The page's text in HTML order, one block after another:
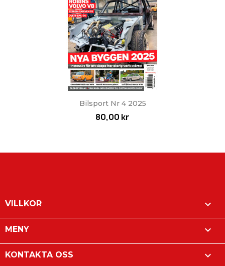
Bilsport Nr 4 2025
80,00 kr
VILLKOR 
MENY 
KONTAKTA OSS 